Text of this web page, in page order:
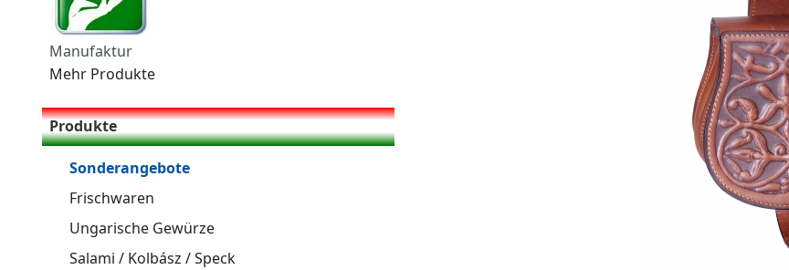
Manufaktur
Mehr Produkte
Produkte
Sonderangebote
Frischwaren
Ungarische Gewürze
Salami / Kolbász / Speck